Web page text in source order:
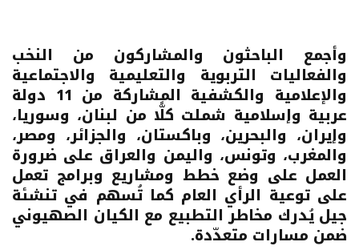
وأجمع الباحثون والمشاركون من النخب
والفعاليات التربوية والتعليمية والاجتماعية
والإعلامية والكشفية المشاركة من 11 دولة
عربية وإسلامية شملت كلًّا من لبنان، وسوريا،
وإيران، والبحرين، وباكستان، والجزائر، ومصر،
والمغرب، وتونس، واليمن والعراق على ضرورة
العمل على وضع خطط ومشاريع وبرامج تعمل
على توعية الرأي العام كما تُسهم في تنشئة
جيل يُدرك مخاطر التطبيع مع الكيان الصهيوني
ضمن مسارات متعدّدة.